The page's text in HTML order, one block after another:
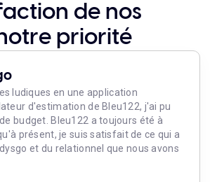
de nos
priorité
ludiques en une application
d'estimation de Bleu122, j'ai pu
budget. Bleu122 a toujours été à
présent, je suis satisfait de ce qui a
et du relationnel que nous avons